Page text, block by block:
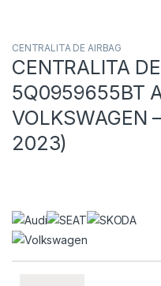
CENTRALITA DE AIRBAG
CENTRALITA
5Q0959655BT
VOLKSWAGEN
2023)